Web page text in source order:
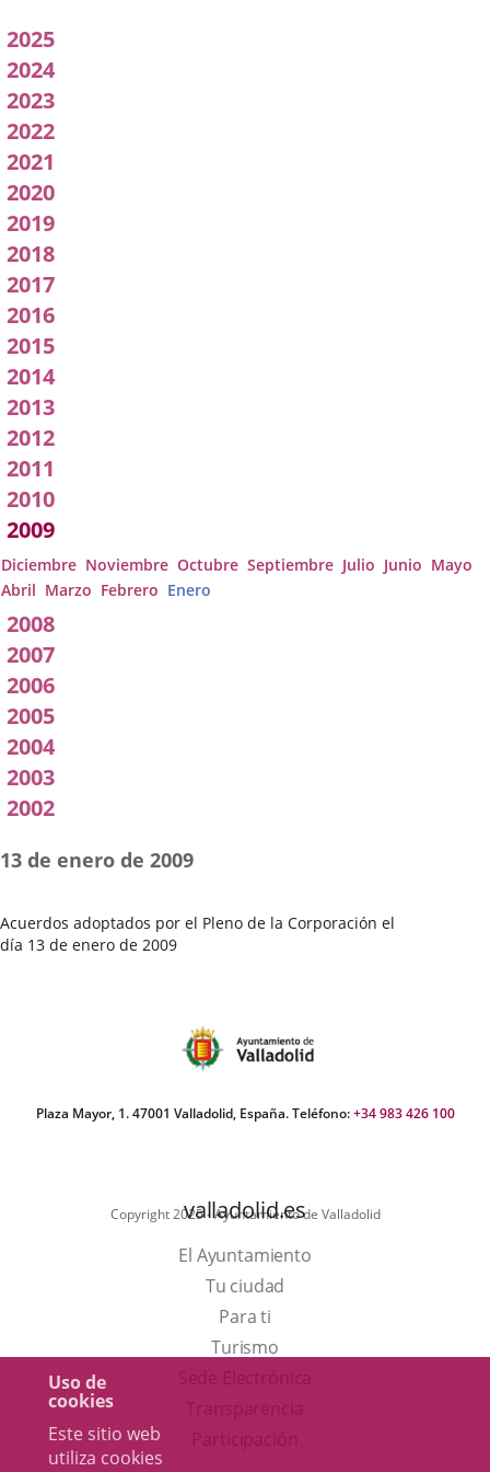
Uso de
cookies
Este sitio web
utiliza cookies
2025
2024
2023
2022
2021
2020
2019
2018
2017
2016
2015
2014
2013
2012
2011
2010
2009
Diciembre Noviembre Octubre Septiembre Julio Junio Mayo
Abril Marzo Febrero Enero
2008
2007
2006
2005
2004
2003
2002
Acuerdos adoptados por el Pleno de la Corporación el
día 13 de enero de 2009
13 de enero de 2009
Plaza Mayor, 1. 47001 Valladolid, España. Teléfono:+34 983 426 100
Copyright 2025 - Ayuntamiento de Valladolid
valladolid.es
El Ayuntamiento
Tu ciudad
Para ti
TurismoEste